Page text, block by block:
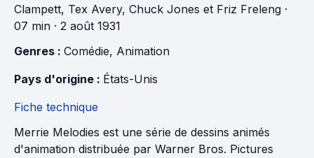
Clampett, Tex Avery, Chuck Jones et Friz Freleng ·
07 min · 2 août 1931
Genres : Comédie, Animation
Pays d'origine : États-Unis
Fiche technique
Merrie Melodies est une série de dessins animés
d'animation distribuée par Warner Bros. Pictures